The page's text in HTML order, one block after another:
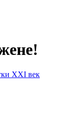
XXI век